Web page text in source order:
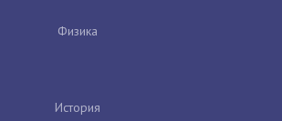
Физика
История